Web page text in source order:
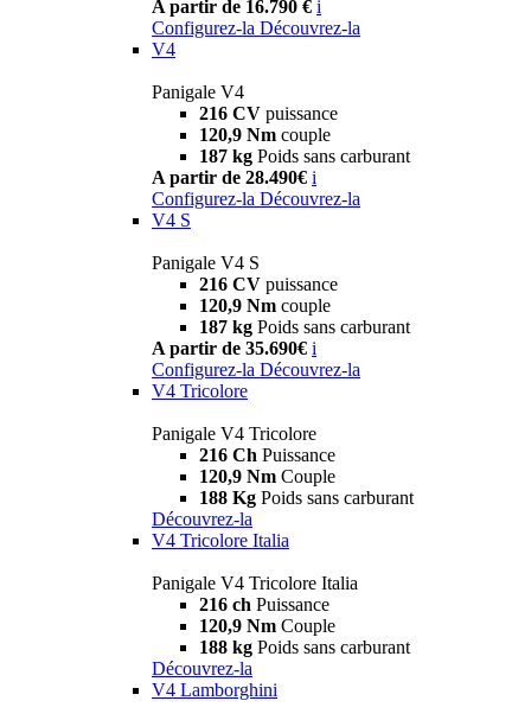
A partir de 16.790 € i
Configurez-la Découvrez-la
V4
Panigale V4
216 CV puissance
120,9 Nm couple
187 kg Poids sans carburant
A partir de 28.490€ i
Configurez-la Découvrez-la
V4 S
Panigale V4 S
216 CV puissance
120,9 Nm couple
187 kg Poids sans carburant
A partir de 35.690€ i
Configurez-la Découvrez-la
V4 Tricolore
Panigale V4 Tricolore
216 Ch Puissance
120,9 Nm Couple
188 Kg Poids sans carburant
Découvrez-la
V4 Tricolore Italia
Panigale V4 Tricolore Italia
216 ch Puissance
120,9 Nm Couple
188 kg Poids sans carburant
Découvrez-la
V4 Lamborghini